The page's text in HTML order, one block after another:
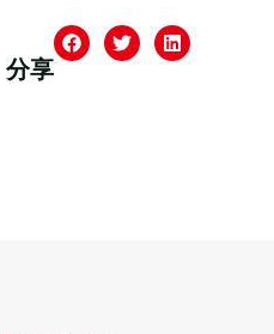
分享